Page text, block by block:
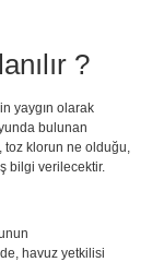
?
yaygın olarak
bulunan
toz klorun ne olduğu,
bilgi verilecektir.
havuz yetkilisi